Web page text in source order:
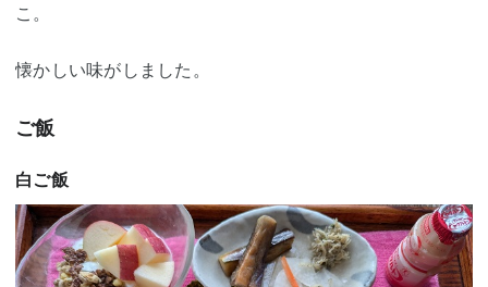
こ。
懐かしい味がしました。
ご飯
白ご飯